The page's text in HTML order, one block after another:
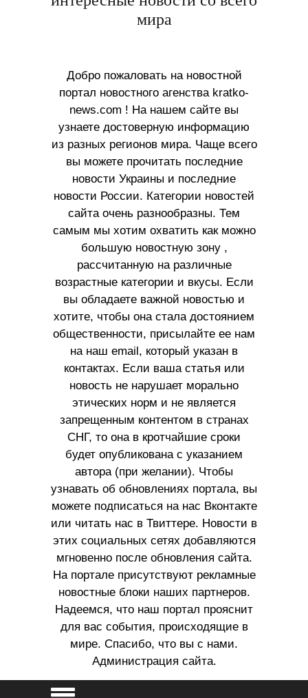
мира
Добро пожаловать на новостной
портал новостного агенства kratko-
news.com ! На нашем сайте вы
узнаете достоверную информацию
из разных регионов мира. Чаще всего
вы можете прочитать последние
новости Украины и последние
новости России. Категории новостей
сайта очень разнообразны. Тем
самым мы хотим охватить как можно
большую новостную зону ,
рассчитанную на различные
возрастные категории и вкусы. Если
вы обладаете важной новостью и
хотите, чтобы она стала достоянием
общественности, присылайте ее нам
на наш email, который указан в
контактах. Если ваша статья или
новость не нарушает морально
этических норм и не является
запрещенным контентом в странах
СНГ, то она в кротчайшие сроки
будет опубликована с указанием
автора (при желании). Чтобы
узнавать об обновлениях портала, вы
можете подписаться на нас Вконтакте
или читать нас в Твиттере. Новости в
этих социальных сетях добавляются
мгновенно после обновления сайта.
На портале присутствуют рекламные
новостные блоки наших партнеров.
Надеемся, что наш портал прояснит
для вас события, происходящие в
мире. Спасибо, что вы с нами.
Администрация сайта.